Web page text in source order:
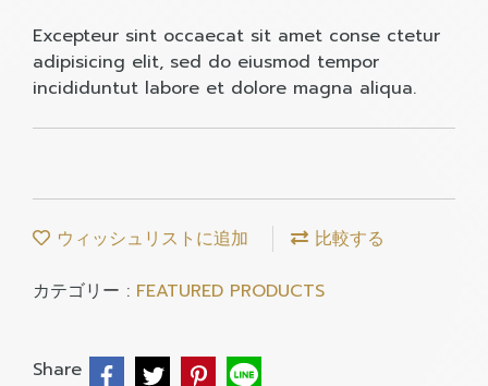
Excepteur sint occaecat sit amet conse ctetur
adipisicing elit, sed do eiusmod tempor
incididuntut labore et dolore magna aliqua.
ウィッシュリストに追加
比較する
カテゴリー : FEATURED PRODUCTS
Share